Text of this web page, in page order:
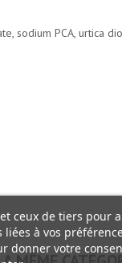
sodium PCA, urtica
ceux de tiers pour
à vos
donner votre